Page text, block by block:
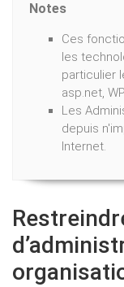
Notes
Ces
les
particulier
asp.net,
Les
depuis
Internet.